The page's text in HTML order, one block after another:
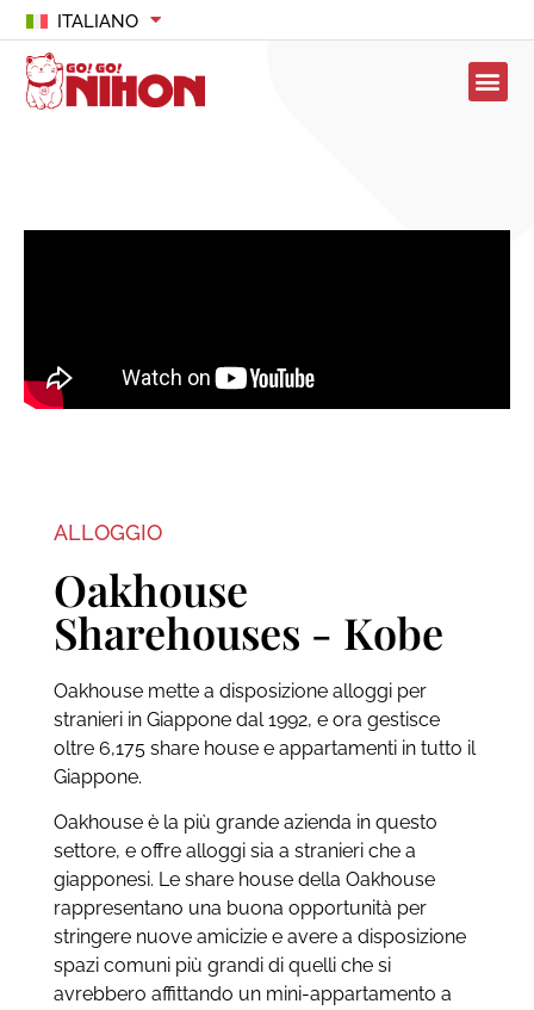
ITALIANO
ALLOGGIO
Oakhouse
Sharehouses - Kobe
Oakhouse mette a disposizione alloggi per
stranieri in Giappone dal 1992, e ora gestisce
oltre 6,175 share house e appartamenti in tutto il
Giappone.
Oakhouse è la più grande azienda in questo
settore, e offre alloggi sia a stranieri che a
giapponesi. Le share house della Oakhouse
rappresentano una buona opportunità per
stringere nuove amicizie e avere a disposizione
spazi comuni più grandi di quelli che si
avrebbero affittando un mini-appartamento a